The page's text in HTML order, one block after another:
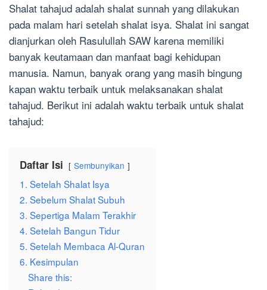
Shalat tahajud adalah shalat sunnah yang dilakukan
pada malam hari setelah shalat isya. Shalat ini sangat
dianjurkan oleh Rasulullah SAW karena memiliki
banyak keutamaan dan manfaat bagi kehidupan
manusia. Namun, banyak orang yang masih bingung
kapan waktu terbaik untuk melaksanakan shalat
tahajud. Berikut ini adalah waktu terbaik untuk shalat
tahajud:
Daftar Isi Sembunyikan
1. Setelah Shalat Isya
2. Sebelum Shalat Subuh
3. Sepertiga Malam Terakhir
4. Setelah Bangun Tidur
5. Setelah Membaca Al-Quran
6. Kesimpulan
Share this: